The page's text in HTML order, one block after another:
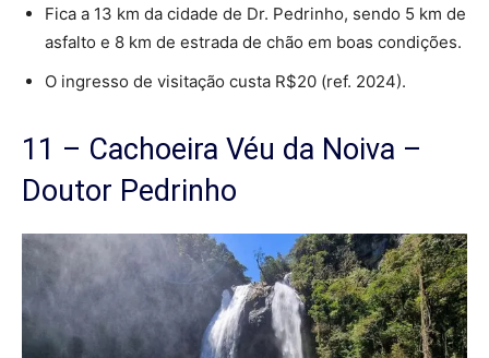
Fica a 13 km da cidade de Dr. Pedrinho, sendo 5 km de
asfalto e 8 km de estrada de chão em boas condições.
O ingresso de visitação custa R$20 (ref. 2024).
11 – Cachoeira Véu da Noiva –
Doutor Pedrinho